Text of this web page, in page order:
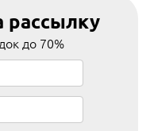
рассылку
до 70%